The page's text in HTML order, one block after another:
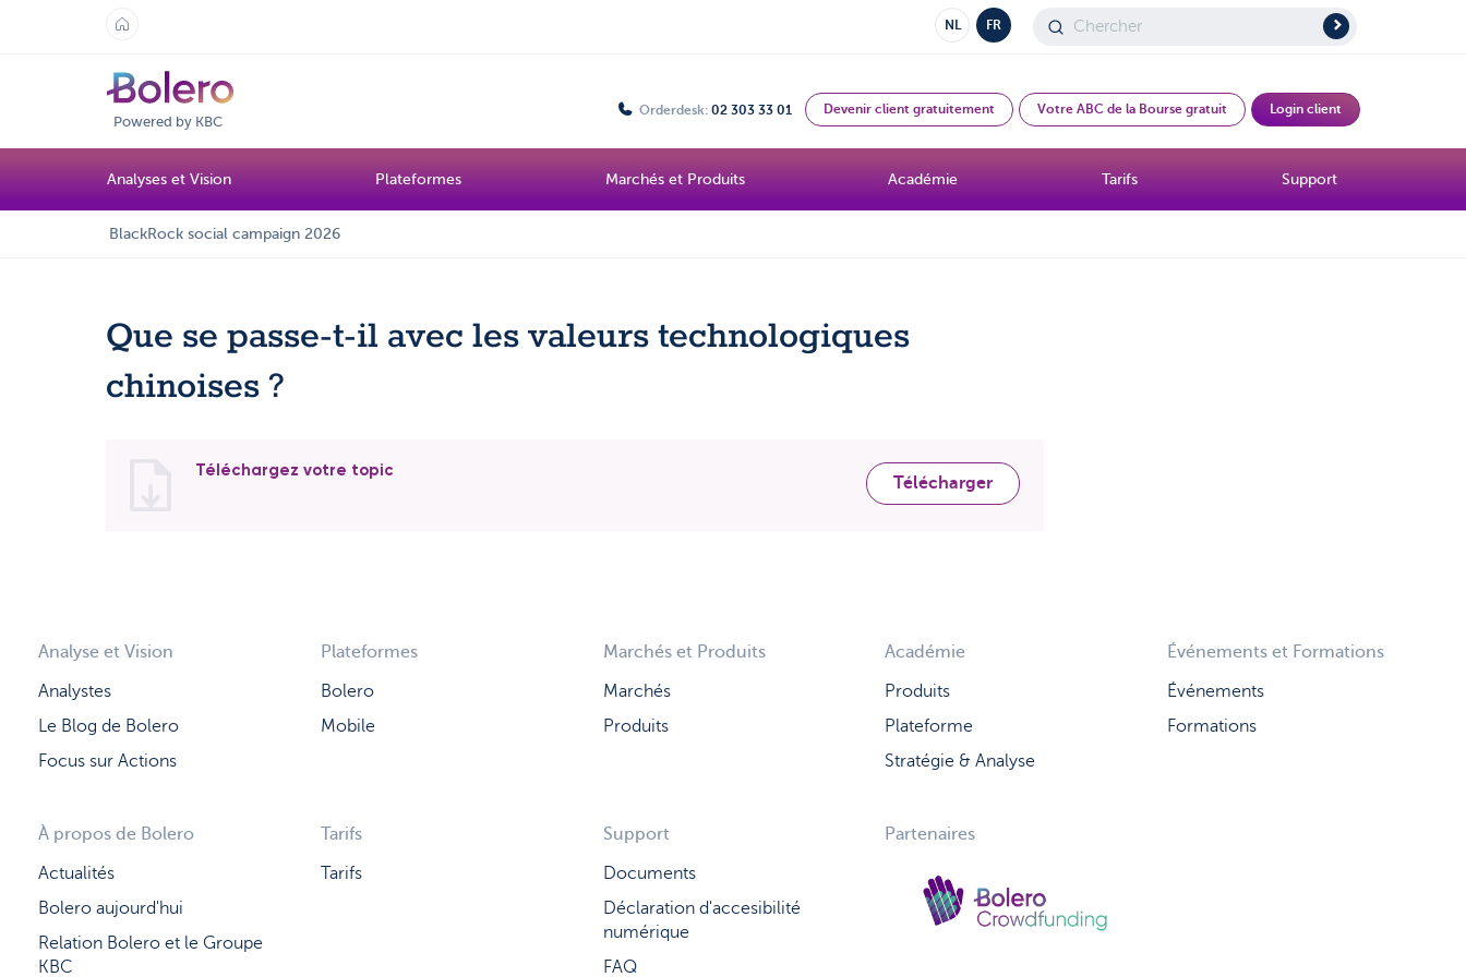
NL FR
Powered by KBC
Orderdesk: 02 303 33 01 Devenir client gratuitement Votre ABC de la Bourse gratuit Login client
Analyses et Vision Plateformes Marchés et Produits Académie Tarifs Support
BlackRock social campaign 2026
Que se passe-t-il avec les valeurs technologiques
chinoises ?
Téléchargez votre topic
Télécharger
Analyse et Vision
Analystes
Le Blog de Bolero
Focus sur Actions
Plateformes
Bolero
Mobile
Marchés et Produits
Marchés
Produits
Académie
Produits
Plateforme
Stratégie & Analyse
Événements et Formations
Événements
Formations
À propos de Bolero
Actualités
Bolero aujourd'hui
Relation Bolero et le Groupe
KBC
Tarifs
Tarifs
Support
Documents
Déclaration d'accesibilité
numérique
FAQ
Partenaires